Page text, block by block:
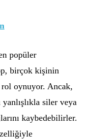
popüler
birçok kişinin
rol oynuyor. Ancak,
siler veya
kaybedebilirler.